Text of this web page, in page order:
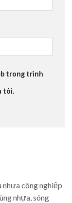
trong trình
tôi.
nhựa công nghiệp
nhựa, sóng